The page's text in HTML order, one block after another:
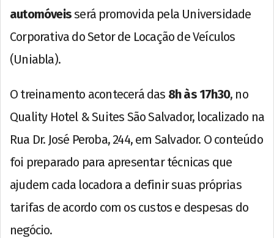
automóveisserá promovida pela Universidade
Corporativa do Setor de Locação de Veículos
(Uniabla).
O treinamento acontecerá das 8h às 17h30, no
Quality Hotel & Suites São Salvador, localizado na
Rua Dr. José Peroba, 244, em Salvador. O conteúdo
foi preparado para apresentar técnicas que
ajudem cada locadora a definir suas próprias
tarifas de acordo com os custos e despesas do
negócio.